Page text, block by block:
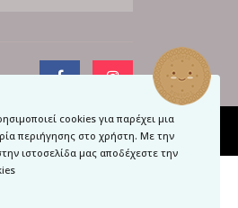
cookies για παρέχει μια
περιήγησης στο χρήστη. Με την
ιστοσελίδα μας αποδέχεστε την